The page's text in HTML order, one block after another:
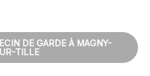
DE GARDE À MAGNY-
TILLE